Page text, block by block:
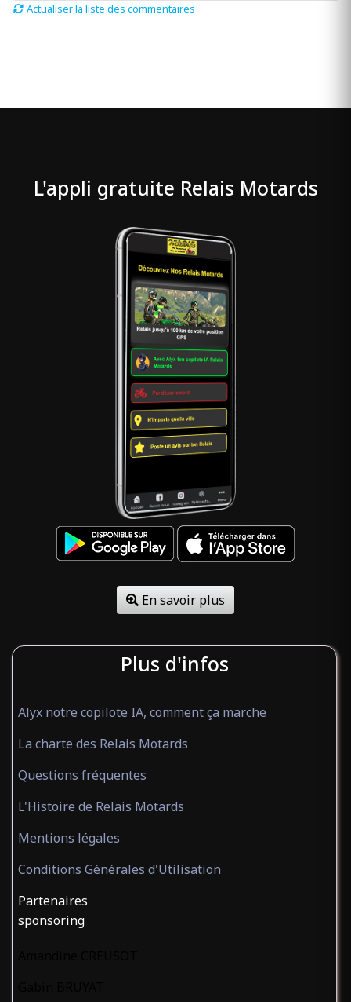
Actualiser la liste des commentaires
L'appli gratuite Relais Motards
En savoir plus
Plus d'infos
Alyx notre copilote IA, comment ça marche
La charte des Relais Motards
Questions fréquentes
L'Histoire de Relais Motards
Mentions légales
Conditions Générales d'Utilisation
Partenaires
sponsoring